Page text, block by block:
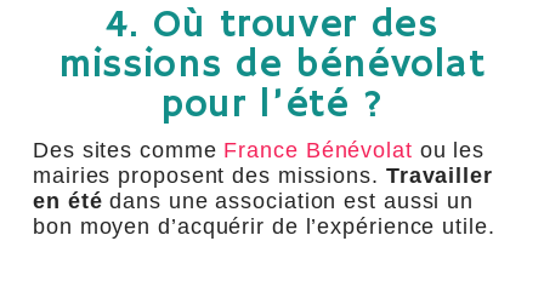
4. Où trouver des
missions de bénévolat
pour l’été ?
Des sites comme France Bénévolat ou les
mairies proposent des missions. Travailler
en été dans une association est aussi un
bon moyen d’acquérir de l’expérience utile.